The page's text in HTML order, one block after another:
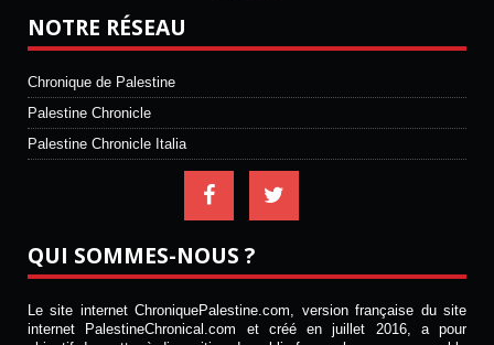
NOTRE RÉSEAU
Chronique de Palestine
Palestine Chronicle
Palestine Chronicle Italia
QUI SOMMES-NOUS ?
Le site internet ChroniquePalestine.com, version française du site
internet PalestineChronical.com et créé en juillet 2016, a pour